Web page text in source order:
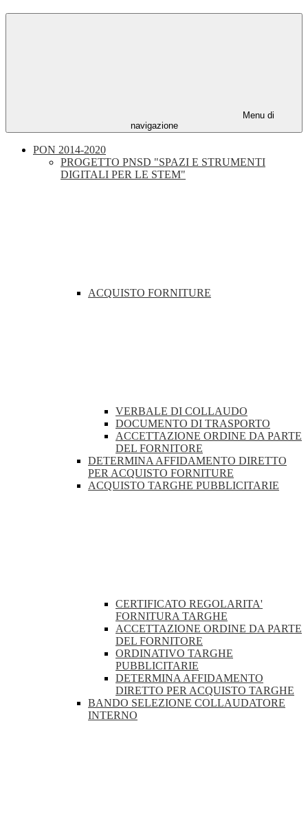
Menu di
navigazione
PON 2014-2020
PROGETTO PNSD "SPAZI E STRUMENTI
DIGITALI PER LE STEM"
ACQUISTO FORNITURE
VERBALE DI COLLAUDO
DOCUMENTO DI TRASPORTO
ACCETTAZIONE ORDINE DA PARTE
DEL FORNITORE
DETERMINA AFFIDAMENTO DIRETTO
PER ACQUISTO FORNITURE
ACQUISTO TARGHE PUBBLICITARIE
CERTIFICATO REGOLARITA'
FORNITURA TARGHE
ACCETTAZIONE ORDINE DA PARTE
DEL FORNITORE
ORDINATIVO TARGHE
PUBBLICITARIE
DETERMINA AFFIDAMENTO
DIRETTO PER ACQUISTO TARGHE
BANDO SELEZIONE COLLAUDATORE
INTERNO